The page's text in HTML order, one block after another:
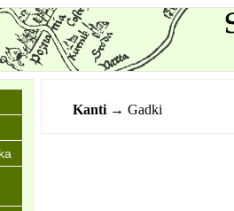
Kanti → Gadki